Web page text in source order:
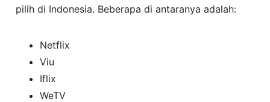
pilih di Indonesia. Beberapa di antaranya adalah:
Netflix
Viu
Iflix
WeTV